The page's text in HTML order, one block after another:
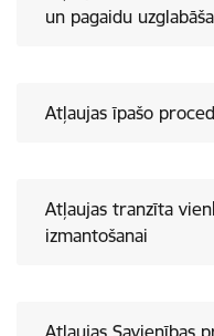
un pagaidu
Atļaujas īpašo
Atļaujas tranzīta
izmantošanai
Atļaujas Savienības